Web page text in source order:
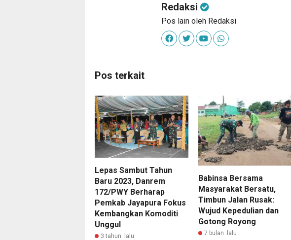
Redaksi
Pos lain oleh Redaksi
Pos terkait
Lepas Sambut Tahun
Baru 2023, Danrem
172/PWY Berharap
Pemkab Jayapura Fokus
Kembangkan Komoditi
Unggul
3 tahun lalu
Babinsa Bersama
Masyarakat Bersatu,
Timbun Jalan Rusak:
Wujud Kepedulian dan
Gotong Royong
7 bulan lalu